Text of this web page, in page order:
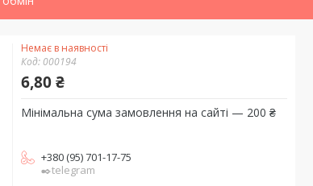
Немає в наявності
Код: 000194
6,80 ₴
Мінімальна сума замовлення на сайті — 200 ₴
+380 (95) 701-17-75
✒️telegram